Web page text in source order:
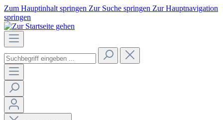
Zum Hauptinhalt springen Zur Suche springen Zur Hauptnavigation
springen